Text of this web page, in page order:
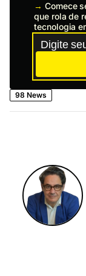
→ Comece
que rola de
tecnologia
98 News